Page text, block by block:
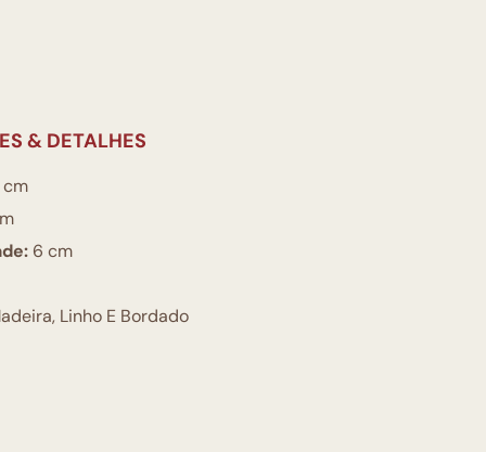
& DETALHES
cm
6 cm
Linho E Bordado